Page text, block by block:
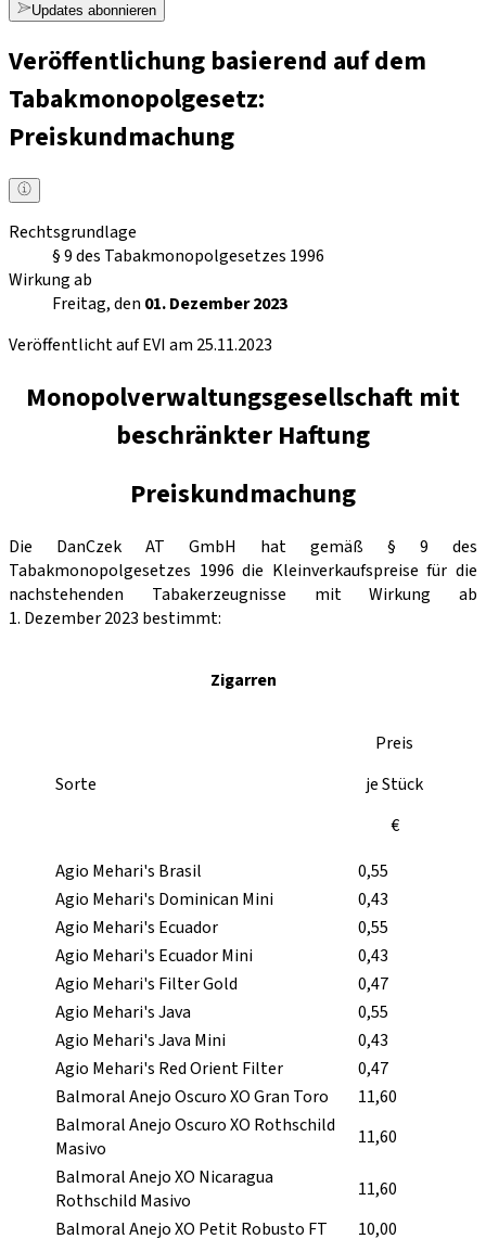
Updates abonnieren
Veröffentlichung basierend auf dem
Tabakmonopolgesetz:
Preiskundmachung
Rechtsgrundlage
§ 9 des Tabakmonopolgesetzes 1996
Wirkung ab
Freitag, den 01. Dezember 2023
Veröffentlicht auf EVI am 25.11.2023
Monopolverwaltungsgesellschaft mit
beschränkter Haftung
Preiskundmachung
Die DanCzek AT GmbH hat gemäß § 9 des
Tabakmonopolgesetzes 1996 die Kleinverkaufspreise für die
nachstehenden Tabakerzeugnisse mit Wirkung ab
1. Dezember 2023 bestimmt:
Zigarren
Sorte
Preis
je Stück
€
Agio Mehari's Brasil
0,55
Agio Mehari's Dominican Mini
0,43
Agio Mehari's Ecuador
0,55
Agio Mehari's Ecuador Mini
0,43
Agio Mehari's Filter Gold
0,47
Agio Mehari's Java
0,55
Agio Mehari's Java Mini
0,43
Agio Mehari's Red Orient Filter
0,47
Balmoral Anejo Oscuro XO Gran Toro
11,60
Balmoral Anejo Oscuro XO Rothschild
Masivo
11,60
Balmoral Anejo XO Nicaragua
Rothschild Masivo
11,60
Balmoral Anejo XO Petit Robusto FT
10,00